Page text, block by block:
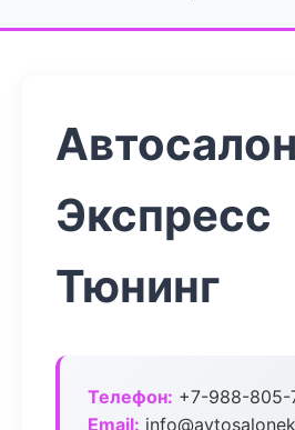
Автосалон
Экспресс
Тюнинг
Телефон: +7-988-805-
Email: